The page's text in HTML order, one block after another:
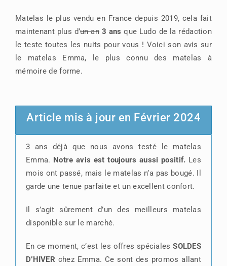
Matelas le plus vendu en France depuis 2019, cela fait
maintenant plus d’un an 3 ans que Ludo de la rédaction
le teste toutes les nuits pour vous ! Voici son avis sur
le matelas Emma, le plus connu des matelas à
mémoire de forme.
Article mis à jour en Février 2024
3 ans déjà que nous avons testé le matelas
Emma. Notre avis est toujours aussi positif. Les
mois ont passé, mais le matelas n’a pas bougé. Il
garde une tenue parfaite et un excellent confort.
Il s’agit sûrement d’un des meilleurs matelas
disponible sur le marché.
En ce moment, c’est les offres spécialesSOLDES
D’HIVER chez Emma. Ce sont des promos allant